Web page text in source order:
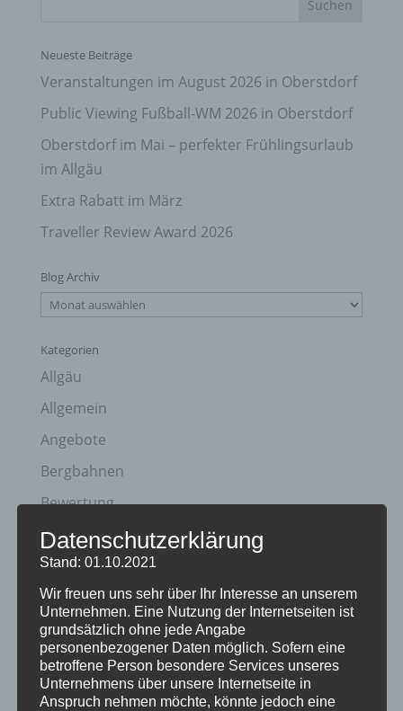
Neueste Beiträge
Veranstaltungen im August 2026 in Oberstdorf
Public Viewing Fußball-WM 2026 in Oberstdorf
Oberstdorf im Mai – perfekter Frühlingsurlaub
im Allgäu
Extra Rabatt im März
Traveller Review Award 2026
Blog Archiv
Blog
Kategorien
Allgäu
Allgemein
Angebote
Bergbahnen
Bewertung
E-Bike
Empfehlung
Ferienwohnungen
FIS Nordische Ski WM
Gäste
Gesundheit
Datenschutzerklärung
Stand: 01.10.2021
Wir freuen uns sehr über Ihr Interesse an unserem
Unternehmen. Eine Nutzung der Internetseiten ist
grundsätzlich ohne jede Angabe
personenbezogener Daten möglich. Sofern eine
betroffene Person besondere Services unseres
Unternehmens über unsere Internetseite in
Anspruch nehmen möchte, könnte jedoch eine